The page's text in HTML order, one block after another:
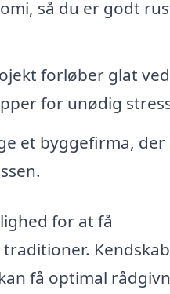
så du er godt
forløber glat
for unødig
et byggefirma, der
for at få
få optimal